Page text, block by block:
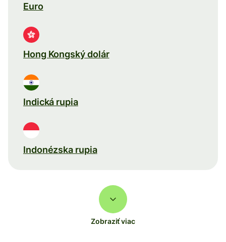
Euro
Hong Kongský dolár
Indická rupia
Indonézska rupia
Zobraziť viac